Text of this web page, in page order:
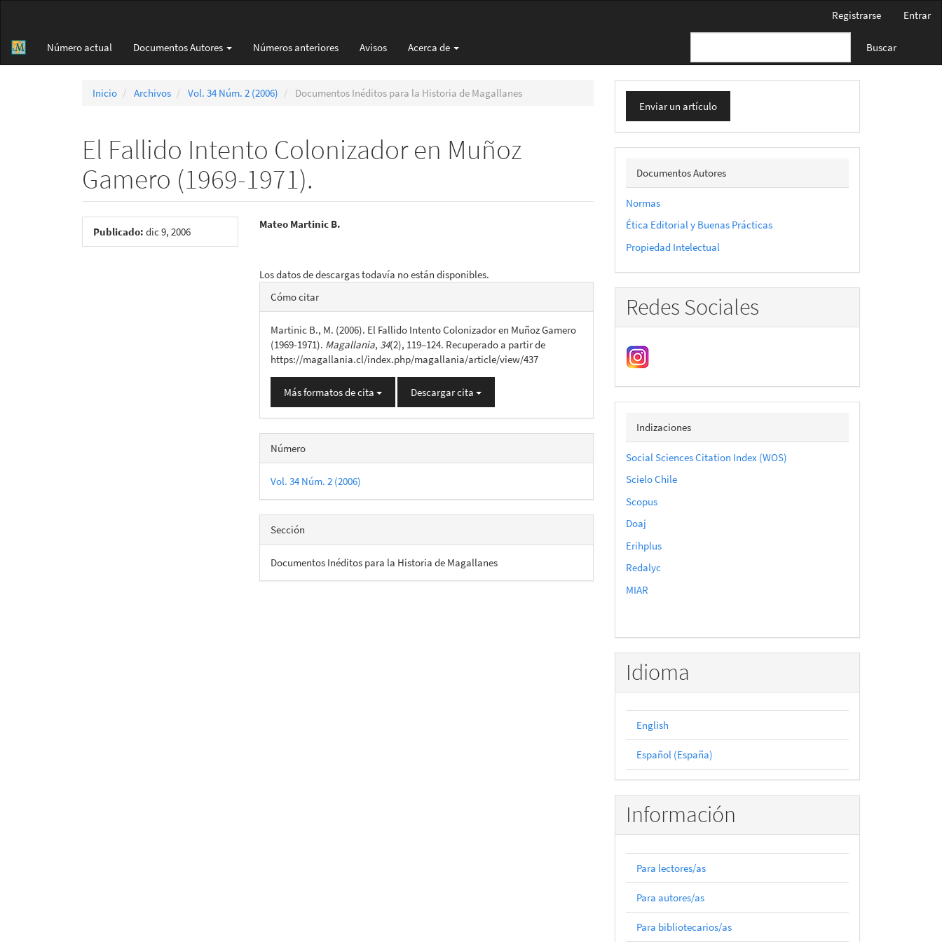
principal
Barra
Registrarse Entrar
Número actual Documentos Autores Números anteriores Avisos Acerca de Buscar
Inicio Archivos Vol. 34 Núm. 2 (2006) Documentos Inéditos para la Historia de Magallanes
El Fallido Intento Colonizador en Muñoz
Gamero (1969-1971).
Barra
lateral
Publicado: dic 9, 2006
Contenido
del
artículo
Mateo Martinic B.
Los datos de descargas todavía no están disponibles.
Detalles
del
artículo
Cómo citar
Martinic B., M. (2006). El Fallido Intento Colonizador en Muñoz Gamero
(1969-1971). Magallania, 34(2), 119–124. Recuperado a partir de
https://magallania.cl/index.php/magallania/article/view/437
Más formatos de cita Descargar cita
Número
Vol. 34 Núm. 2 (2006)
Sección
Documentos Inéditos para la Historia de Magallanes
Enviar
un
artículo
Enviar un artículo
docautor
Documentos Autores
Normas
Ética Editorial y Buenas Prácticas
Propiedad Intelectual
Redes Sociales
indizaciones
Indizaciones
Social Sciences Citation Index (WOS)
Scielo Chile
Scopus
Doaj
Erihplus
Redalyc
MIAR
Idioma
English
Español (España)
Información
Para lectores/as
Para autores/as
Para bibliotecarios/as